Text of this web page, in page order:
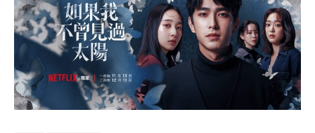
解）。 為什麼 2024 之後所有衝突都往憲法法庭丟？ 要
理解這場憲政風暴，得先看清楚 2024 年選舉之後的政治
結構。 2024 年總統大選，民進黨的賴清德勝出，但立法
院的席次卻形成「藍白大於綠」的格局——國民黨加上民
眾黨的席次超過民進黨。這在台灣民主化以來是相對少見
的「分立政府」狀態：行政權（總統與行政院）由一個政
黨掌握，立法權卻由另一方佔多數，